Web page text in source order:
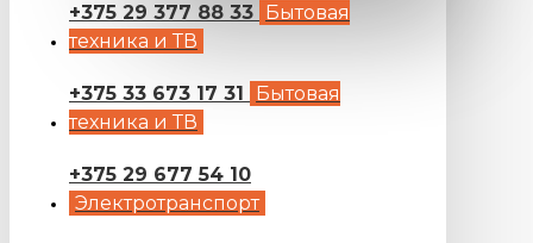
+375 29 377 88 33 Бытовая
техника и ТВ
+375 33 673 17 31
Бытовая
техника и ТВ
+375 29 677 54 10
Электротранспорт